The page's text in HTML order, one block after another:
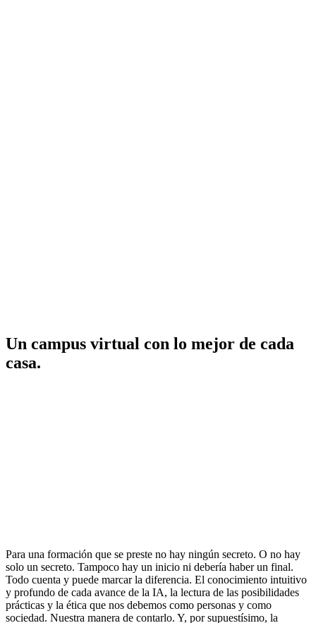
Un campus virtual con lo mejor de cada
casa.
Para una formación que se preste no hay ningún secreto. O no hay
solo un secreto. Tampoco hay un inicio ni debería haber un final.
Todo cuenta y puede marcar la diferencia. El conocimiento intuitivo
y profundo de cada avance de la IA, la lectura de las posibilidades
prácticas y la ética que nos debemos como personas y como
sociedad. Nuestra manera de contarlo. Y, por supuestísimo, la